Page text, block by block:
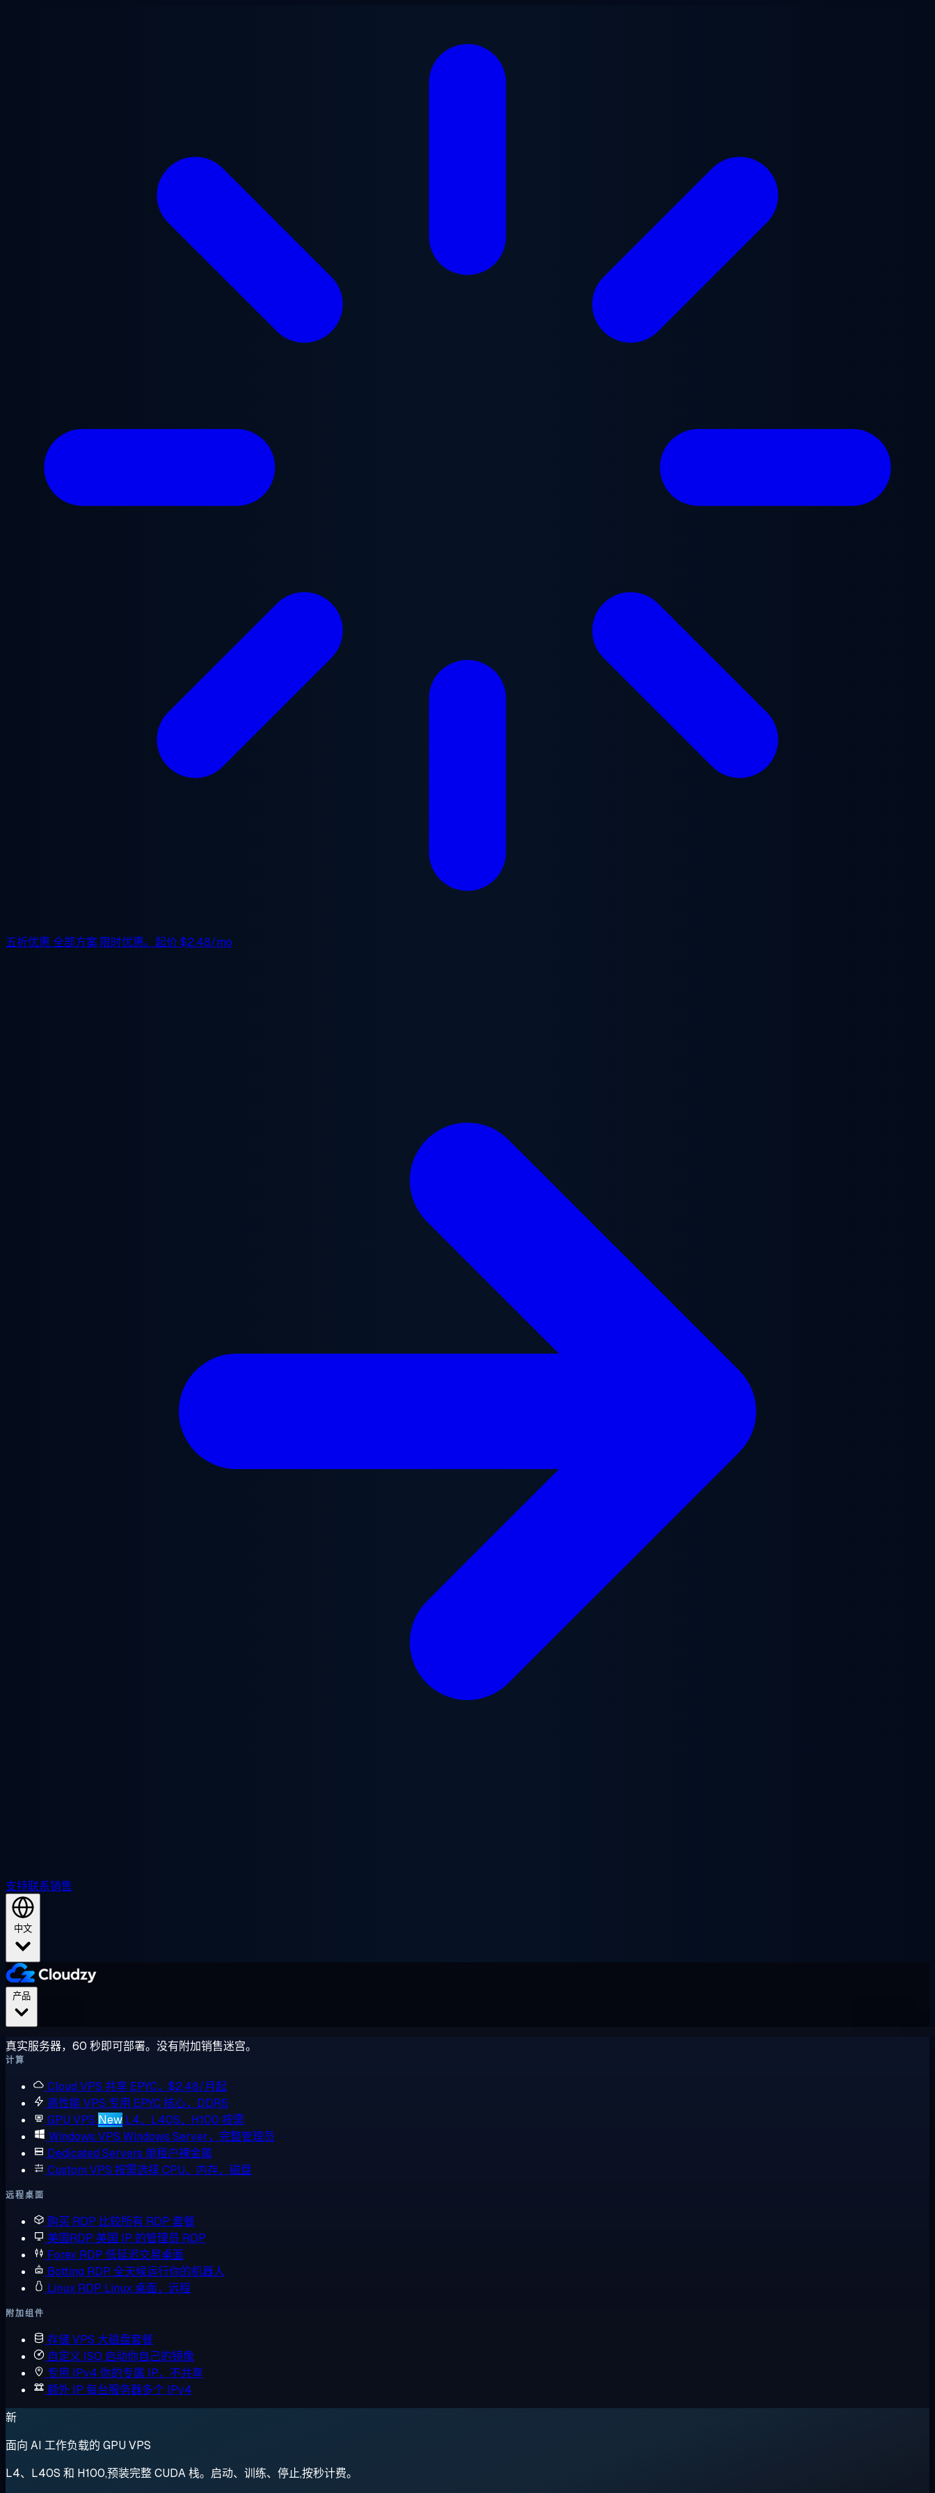
五折优惠 全部方案,限时优惠。起价$2.48/mo
支持联系销售
中文
真实服务器，60 秒即可部署。没有附加销售迷宫。
计算
Cloud VPS 共享 EPYC，$2.48/月起
高性能 VPS 专用 EPYC 核心，DDR5
GPU VPS New L4、L40S、H100 按需
Windows VPS Windows Server，完整管理员
Dedicated Servers 单租户裸金属
Custom VPS 按需选择 CPU、内存、磁盘
远程桌面
购买 RDP 比较所有 RDP 套餐
美国RDP 美国 IP 的管理员 RDP
Forex RDP 低延迟交易桌面
Botting RDP 全天候运行你的机器人
Linux RDP Linux 桌面，远程
附加组件
存储 VPS 大磁盘套餐
自定义 ISO 启动你自己的镜像
专用 IPv4 你的专属 IP，不共享
额外 IP 每台服务器多个 IPv4
新
面向 AI 工作负载的 GPU VPS
L4、L40S 和 H100,预装完整 CUDA 栈。启动、训练、停止,按秒计费。